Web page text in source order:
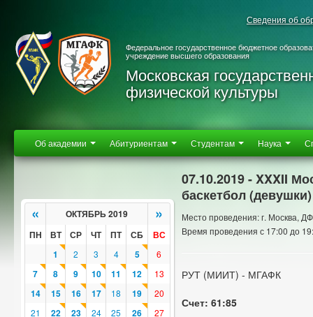
Сведения об
Федеральное государственное бюджетное
учреждение высшего образования
Московская
физической культуры
Об академии Абитуриентам Студентам Наука
« ОКТЯБРЬ 2019 »
ПН ВТ СР ЧТ ПТ СБ
ВС
1
2 3 4 5 6
7 8 9 10 11 12 13
14 15 16 17 18 19
20
21
22 23 24 25 26
27
07.10.2019 - XXXII
баскетбол (девушки)
Место проведения: г. Москва,
Время проведения с 17:00 до
РУТ (МИИТ) - МГАФК
Счет: 61:85